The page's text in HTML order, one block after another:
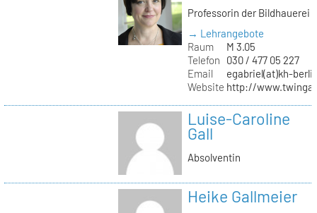
Professorin der Bildhauerei
→ Lehrangebote
Raum
M 3.05
Telefon
030 / 477 05 227
Email
egabriel(at)kh-
Website http://
Luise-Caroline
Gall
Absolventin
Heike Gallmeier